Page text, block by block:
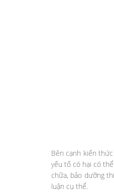
Bên cạnh kiến
yếu tố có hại có
chữa, bảo dưỡng
luận cụ thể.